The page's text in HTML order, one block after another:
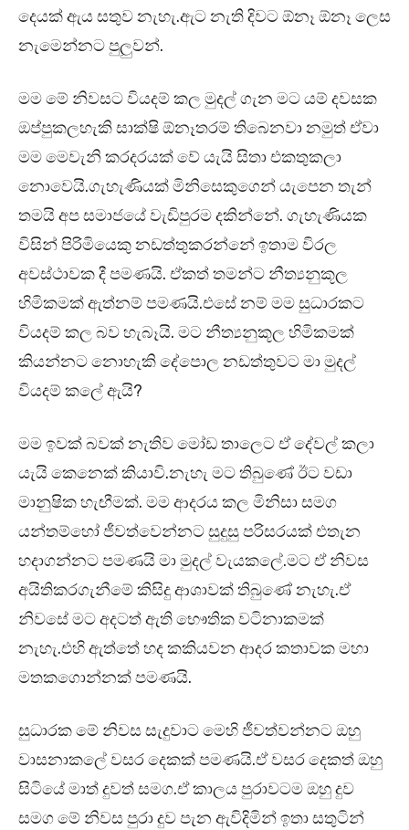
දෙයක් ඇය සතුව නැහැ.ඇට නැති දිවට ඕනෑ ඕනෑ ලෙස
නැමෙන්නට පුලුවන්.
මම මේ නිවසට වියදම් කල මුදල් ගැන මට යම් දවසක
ඔප්පුකලහැකි සාක්ෂි ඕනෑතරම් තිබෙනවා නමුත් ඒවා
මම මෙවැනි කරදරයක් වේ යැයි සිතා එකතුකලා
නොවෙයි.ගැහැණියක් මිනිසෙකුගෙන් යැපෙන තැන්
තමයි අප සමාජයේ වැඩිපුරම දකින්නේ. ගැහැණියක
විසින් පිරිමියෙකු නඩත්තුකරන්නේ ඉතාම විරල
අවස්ථාවක දී පමණයි. ඒකත් තමන්ට නීත්‍යනුකූල
හිමිකමක් ඇත්නම් පමණයි.එසේ නම් මම සුධාරකට
වියදම් කල බව හැබෑයි. මට නීත්‍යනුකූල හිමිකමක්
කියන්නට නොහැකි දේපොල නඩත්තුවට මා මුදල්
වියදම් කලේ ඇයි?
මම ඉවක් බවක් නැතිව මෝඩ තාලෙට ඒ දේවල් කලා
යැයි කෙනෙක් කියාවි.නැහැ මට තිබුණේ ඊට වඩා
මානුෂික හැඟීමක්. මම ආදරය කල මිනිසා සමග
යන්තම්හෝ ජීවත්වෙන්නට සුදුසු පරිසරයක් එතැන
හදාගන්නට පමණයි මා මුදල් වැයකලේ.මට ඒ නිවස
අයිතිකරගැනීමේ කිසිදු ආශාවක් තිබුණේ නැහැ.ඒ
නිවසේ මට අදටත් ඇති භෞතික වටිනාකමක්
නැහැ.එහි ඇත්තේ හද කකියවන ආදර කතාවක මහා
මතකගොන්නක් පමණයි.
සුධාරක මේ නිවස සැදුවාට මෙහි ජීවත්වන්නට ඔහු
වාසනාකලේ වසර දෙකක් පමණයි.ඒ වසර දෙකත් ඔහු
සිටියේ මාත් දුවත් සමග.ඒ කාලය පුරාවටම ඔහු දුව
සමග මේ නිවස පුරා දුව පැන ඇවිදිමින් ඉතා සතුටින්